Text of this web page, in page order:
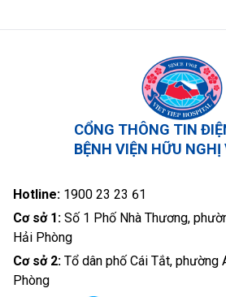
CỔNG THÔNG TIN
BỆNH VIỆN HỮU NGHỊ
Hotline: 1900 23 23 61
Cơ sở 1: Số 1 Phố Nhà Thương,
Hải Phòng
Cơ sở 2: Tổ dân phố Cái Tắt, phường
Phòng